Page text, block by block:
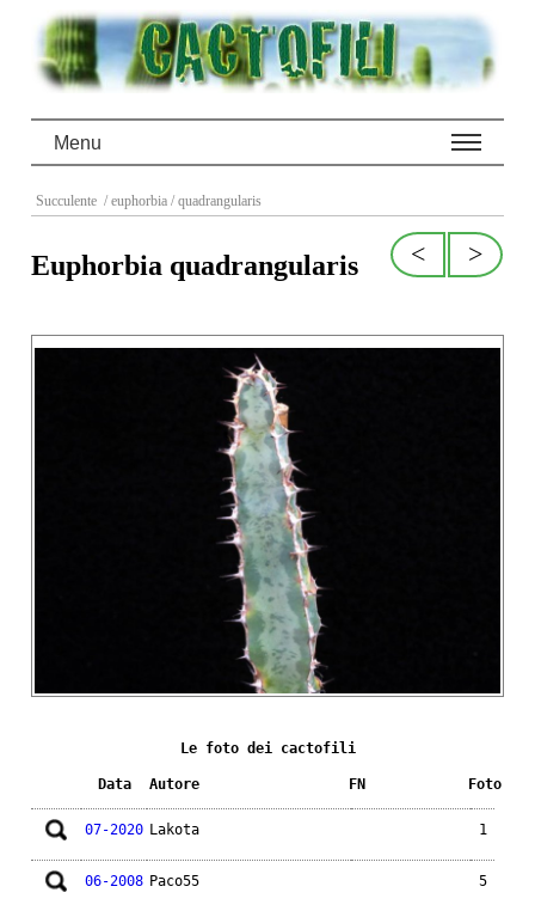
Menu
Succulente / euphorbia / quadrangularis
>
<
Euphorbia quadrangularis
Le foto dei cactofili
Data Autore FN Foto
07-2020 Lakota 1
06-2008 Paco55 5